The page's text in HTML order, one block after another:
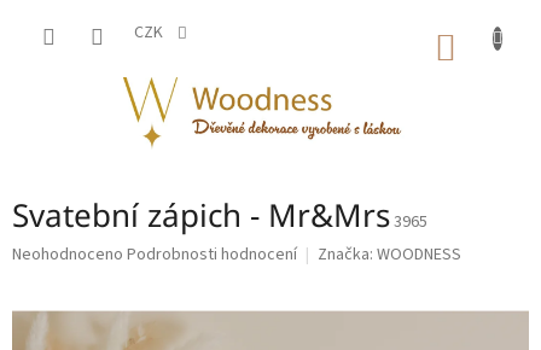
CZK
Svatební zápich - Mr&Mrs3965
Průměrné
Neohodnoceno Podrobnosti hodnocení Značka: WOODNESS